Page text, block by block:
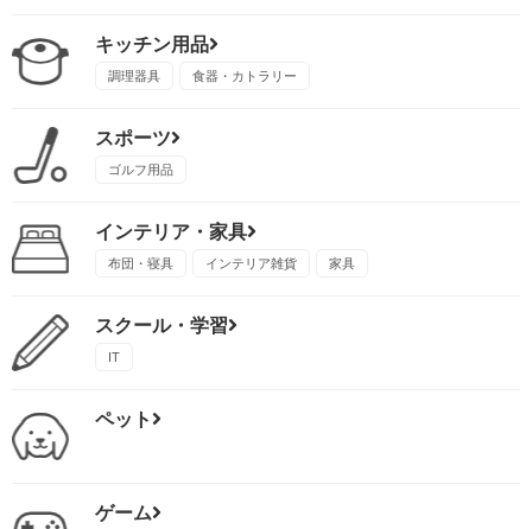
キッチン用品
調理器具 食器・カトラリー
スポーツ
ゴルフ用品
インテリア・家具
布団・寝具 インテリア雑貨 家具
スクール・学習
IT
ペット
ゲーム